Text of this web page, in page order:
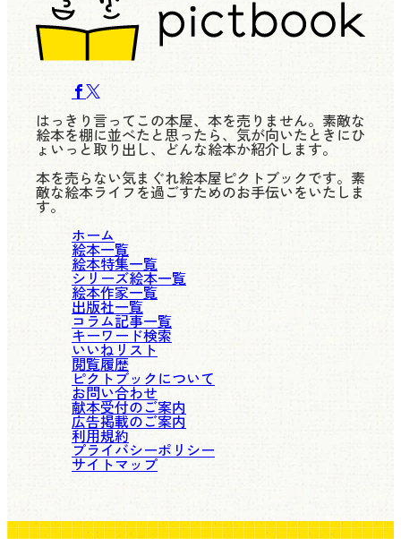
はっきり言ってこの本屋、本を売りません。素敵な
絵本を棚に並べたと思ったら、気が向いたときにひ
ょいっと取り出し、どんな絵本か紹介します。
本を売らない気まぐれ絵本屋ピクトブックです。素
敵な絵本ライフを過ごすためのお手伝いをいたしま
す。
ホーム
絵本一覧
絵本特集一覧
シリーズ絵本一覧
絵本作家一覧
出版社一覧
コラム記事一覧
キーワード検索
いいねリスト
閲覧履歴
ピクトブックについて
お問い合わせ
献本受付のご案内
広告掲載のご案内
利用規約
プライバシーポリシー
サイトマップ